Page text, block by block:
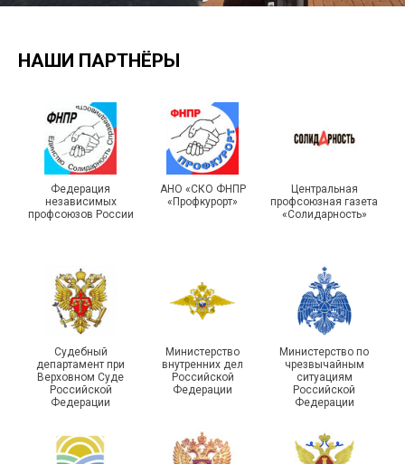
IX Туристический слёт
Московской городской
организации Профсоюза
Турслет и Спартакиада –
праздники спорта и
туризма прошли в Омской
области
Чествование ветеранов
боевых действий
Самарской области
Подписано соглашение с
области
НАШИ ПАРТНЁРЫ
Федерация
независимых
профсоюзов России
АНО «СКО ФНПР
«Профкурорт»
Центральная
профсоюзная газета
«Солидарность»
Судебный
департамент при
Верховном Суде
Российской
Федерации
Министерство
внутренних дел
Российской
Федерации
Министерство по
чрезвычайным
ситуациям
Российской
Федерации